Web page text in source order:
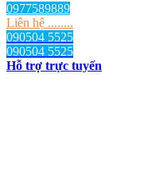
0977589889
Liên hệ ........
090504 5525
090504 5525
Hỗ trợ trực tuyến